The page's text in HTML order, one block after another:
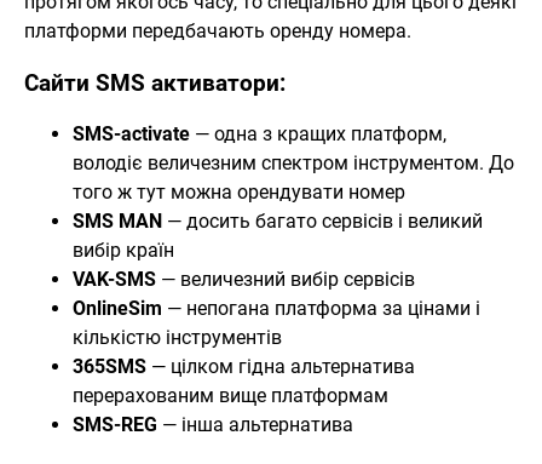
платформи передбачають оренду номера.
Сайти SMS активатори:
SMS-activate — одна з кращих платформ,
володіє величезним спектром інструментом. До
того ж тут можна орендувати номер
SMS MAN — досить багато сервісів і великий
вибір країн
VAK-SMS — величезний вибір сервісів
OnlineSim — непогана платформа за цінами і
кількістю інструментів
365SMS — цілком гідна альтернатива
перерахованим вище платформам
SMS-REG — інша альтернатива